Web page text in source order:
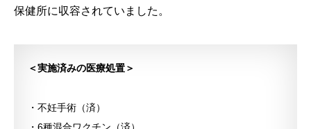
保健所に収容されていました。
＜実施済みの医療処置＞
・不妊手術（済）
・6種混合ワクチン（済）